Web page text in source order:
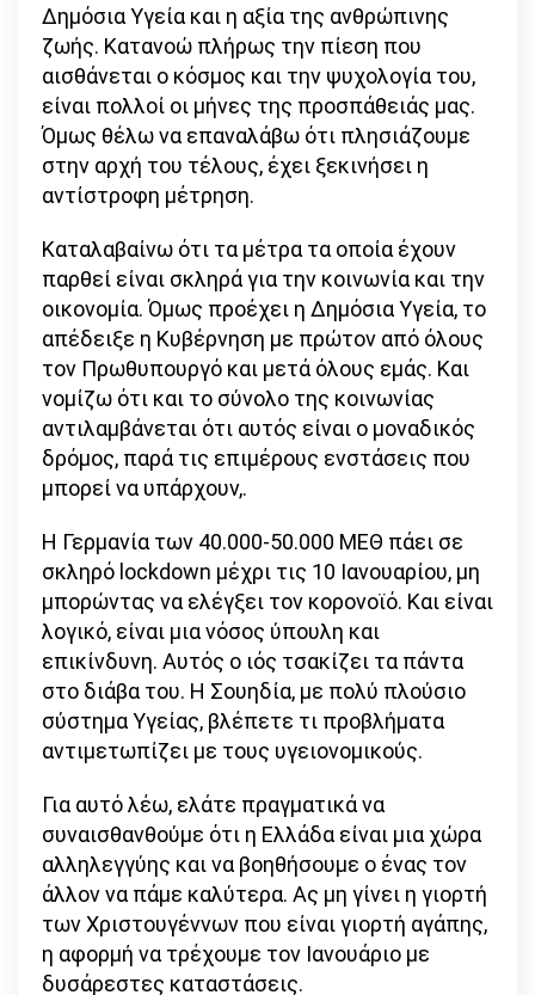
Δημόσια Υγεία και η αξία της ανθρώπινης
ζωής. Κατανοώ πλήρως την πίεση που
αισθάνεται ο κόσμος και την ψυχολογία του,
είναι πολλοί οι μήνες της προσπάθειάς μας.
Όμως θέλω να επαναλάβω ότι πλησιάζουμε
στην αρχή του τέλους, έχει ξεκινήσει η
αντίστροφη μέτρηση.
Καταλαβαίνω ότι τα μέτρα τα οποία έχουν
παρθεί είναι σκληρά για την κοινωνία και την
οικονομία. Όμως προέχει η Δημόσια Υγεία, το
απέδειξε η Κυβέρνηση με πρώτον από όλους
τον Πρωθυπουργό και μετά όλους εμάς. Και
νομίζω ότι και το σύνολο της κοινωνίας
αντιλαμβάνεται ότι αυτός είναι ο μοναδικός
δρόμος, παρά τις επιμέρους ενστάσεις που
μπορεί να υπάρχουν,.
Η Γερμανία των 40.000-50.000 ΜΕΘ πάει σε
σκληρό lockdown μέχρι τις 10 Ιανουαρίου, μη
μπορώντας να ελέγξει τον κορονοϊό. Και είναι
λογικό, είναι μια νόσος ύπουλη και
επικίνδυνη. Αυτός ο ιός τσακίζει τα πάντα
στο διάβα του. Η Σουηδία, με πολύ πλούσιο
σύστημα Υγείας, βλέπετε τι προβλήματα
αντιμετωπίζει με τους υγειονομικούς.
Για αυτό λέω, ελάτε πραγματικά να
συναισθανθούμε ότι η Ελλάδα είναι μια χώρα
αλληλεγγύης και να βοηθήσουμε ο ένας τον
άλλον να πάμε καλύτερα. Ας μη γίνει η γιορτή
των Χριστουγέννων που είναι γιορτή αγάπης,
η αφορμή να τρέχουμε τον Ιανουάριο με
δυσάρεστες καταστάσεις.